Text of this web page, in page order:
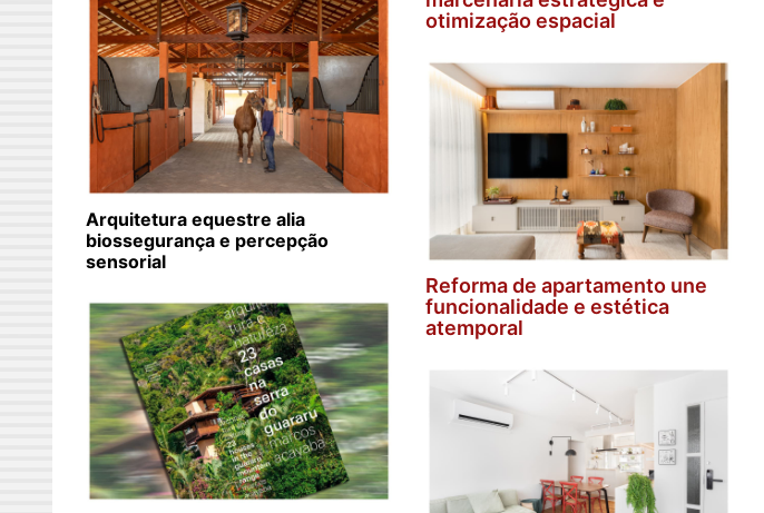
otimização espacial
Reforma de apartamento une
funcionalidade e estética
atemporal
Arquitetura equestre alia
biossegurança e percepção
sensorial